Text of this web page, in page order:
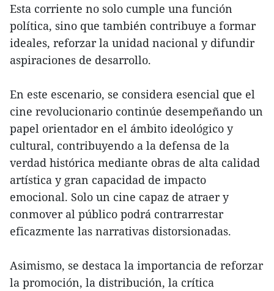
Esta corriente no solo cumple una función
política, sino que también contribuye a formar
ideales, reforzar la unidad nacional y difundir
aspiraciones de desarrollo.
En este escenario, se considera esencial que el
cine revolucionario continúe desempeñando un
papel orientador en el ámbito ideológico y
cultural, contribuyendo a la defensa de la
verdad histórica mediante obras de alta calidad
artística y gran capacidad de impacto
emocional. Solo un cine capaz de atraer y
conmover al público podrá contrarrestar
eficazmente las narrativas distorsionadas.
Asimismo, se destaca la importancia de reforzar
la promoción, la distribución, la crítica